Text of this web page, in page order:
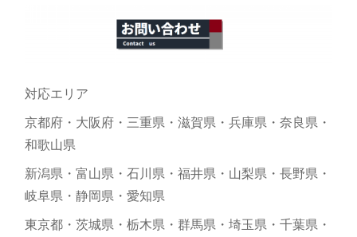
対応エリア
京都府・大阪府・三重県・滋賀県・兵庫県・奈良県・
和歌山県
新潟県・富山県・石川県・福井県・山梨県・長野県・
岐阜県・静岡県・愛知県
東京都・茨城県・栃木県・群馬県・埼玉県・千葉県・